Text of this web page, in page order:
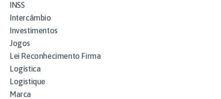
INSS
Intercâmbio
Investimentos
Jogos
Lei Reconhecimento Firma
Logística
Logistique
Marca